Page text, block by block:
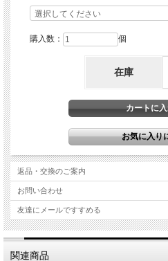
購入数： 個
在庫
返品・交換のご案内
お問い合わせ
友達にメールですすめる
関連商品